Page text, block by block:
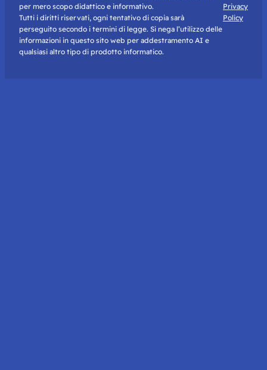
per mero scopo didattico e informativo.
Tutti i diritti riservati, ogni tentativo di copia sarà
perseguito secondo i termini di legge. Si nega l’utilizzo delle
informazioni in questo sito web per addestramento AI e
qualsiasi altro tipo di prodotto informatico.
Privacy
Policy